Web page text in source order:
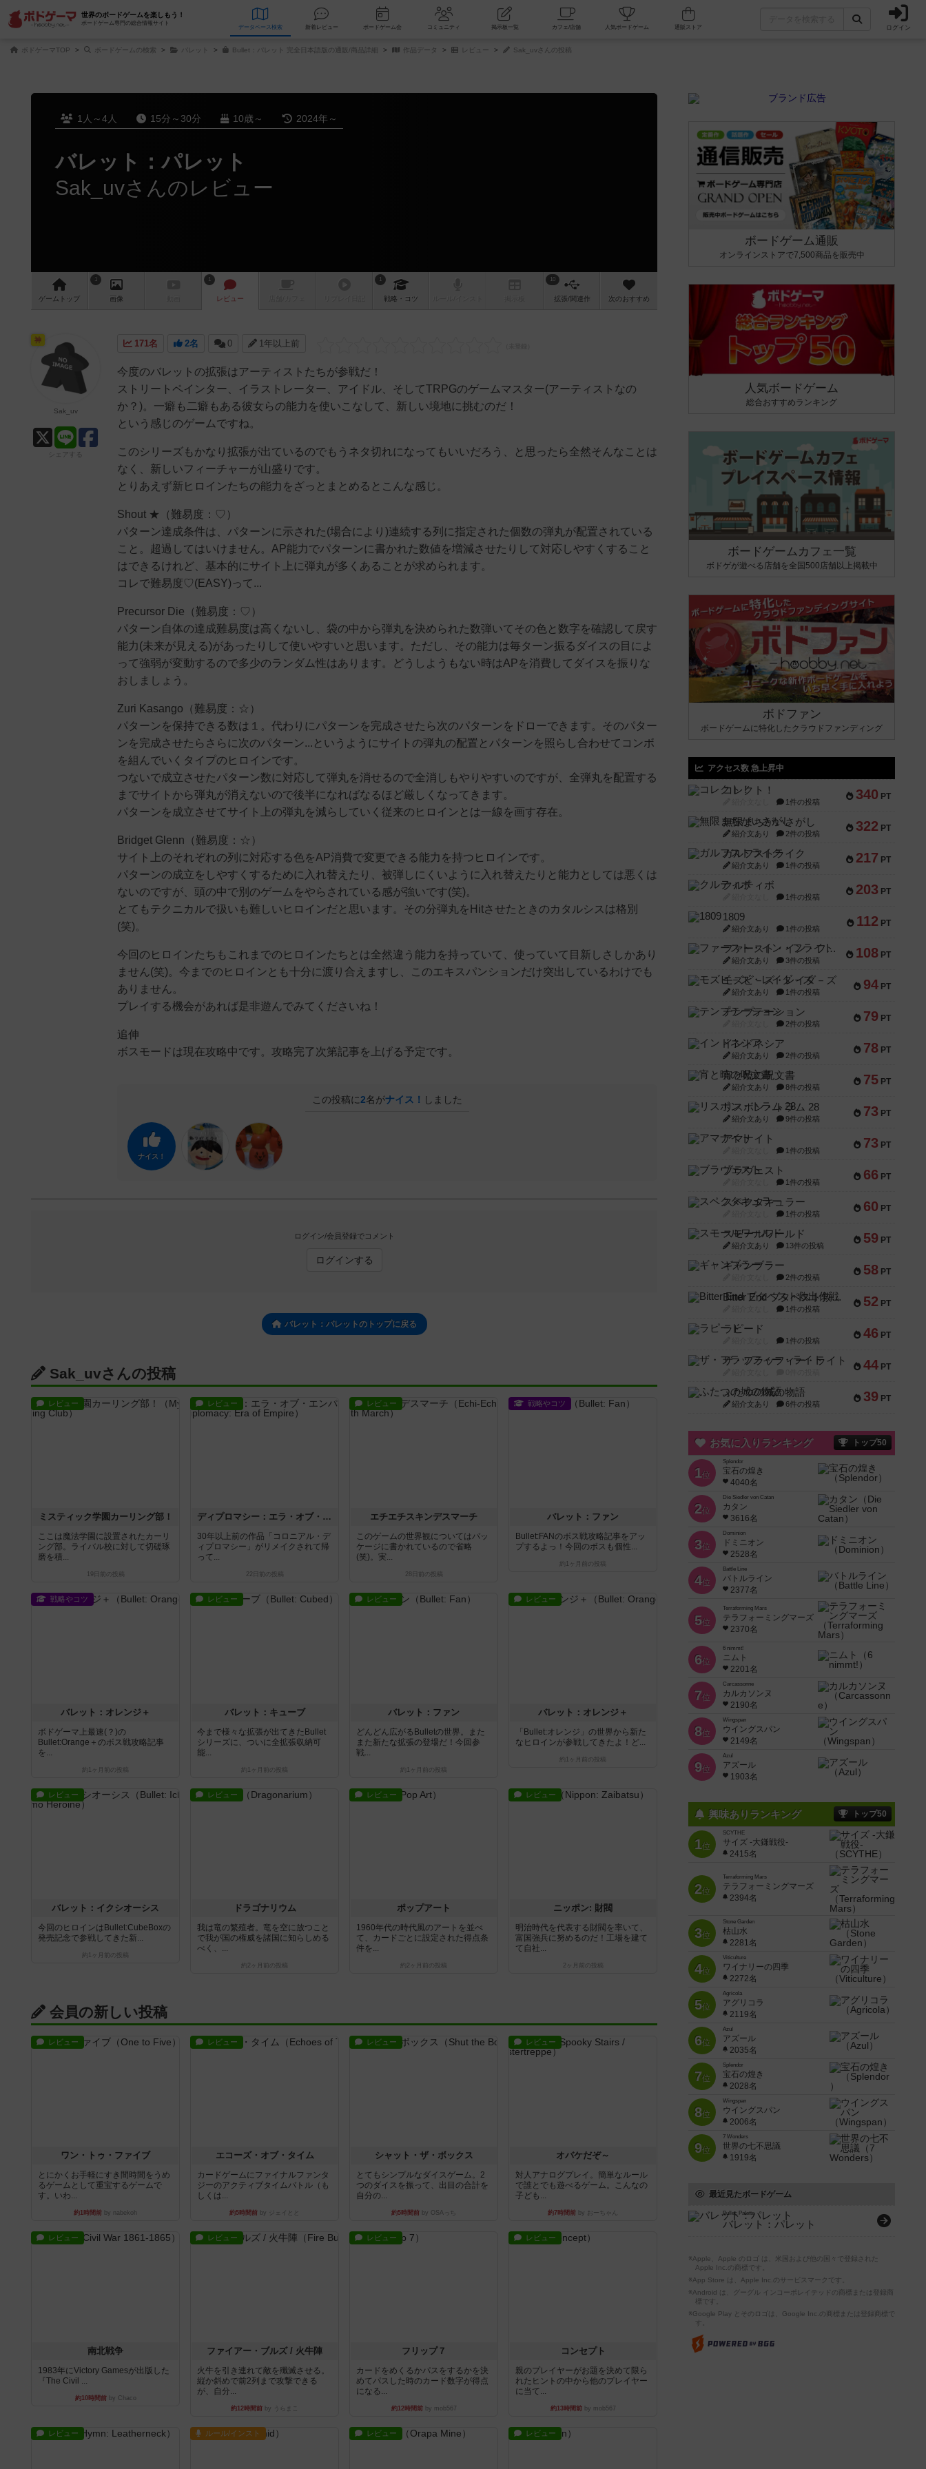
世界のボードゲームを楽しもう！
ボードゲーム専門の総合情報サイト
データベース 検索 新着レビュー ボードゲーム会 コミュニティ 掲示板一覧 カフェ/店舗 人気ボードゲーム ログイン
ボドゲーマTOP ボードゲームの検索 バレット Bullet：パレット 完全日本語版の通販/商品詳細 作品データ レビュー Sak_uvさんの投稿
1人～4人 15分～30分 10歳～ 2024年～
バレット：パレット
Sak_uvさんのレビュー
ゲーム トップ
1
画像
1
レビュー
1
戦略 ・コツ
10
拡張/関連作 次のおすすめ
171名 2名 0 1年以上前
今度のバレットの拡張はアーティストたちが参戦だ！
ストリートペインター、イラストレーター、アイドル、そしてTRPGのゲームマスター(アーティストなの
か？)。一癖も二癖もある彼女らの能力を使いこなして、新しい境地に挑むのだ！
という感じのゲームですね。
このシリーズもかなり拡張が出ているのでもうネタ切れになってもいいだろう、と思ったら全然そんなことは
なく、新しいフィーチャーが山盛りです。
とりあえず新ヒロインたちの能力をざっとまとめるとこんな感じ。
Shout ★（難易度：♡）
パターン達成条件は、パターンに示された(場合により)連続する列に指定された個数の弾丸が配置されている
こと。超過してはいけません。AP能力でパターンに書かれた数値を増減させたりして対応しやすくすること
はできるけれど、基本的にサイト上に弾丸が多くあることが求められます。
コレで難易度♡(EASY)って...
Precursor Die（難易度：♡）
パターン自体の達成難易度は高くないし、袋の中から弾丸を決められた数弾いてその色と数字を確認して戻す
能力(未来が見える)があったりして使いやすいと思います。ただし、その能力は毎ターン振るダイスの目によ
って強弱が変動するので多少のランダム性はあります。どうしようもない時はAPを消費してダイスを振りな
おしましょう。
Zuri Kasango（難易度：☆）
パターンを保持できる数は１。代わりにパターンを完成させたら次のパターンをドローできます。そのパター
ンを完成させたらさらに次のパターン...というようにサイトの弾丸の配置とパターンを照らし合わせてコンボ
を組んでいくタイプのヒロインです。
つないで成立させたパターン数に対応して弾丸を消せるので全消しもやりやすいのですが、全弾丸を配置する
までサイトから弾丸が消えないので後半になればなるほど厳しくなってきます。
パターンを成立させてサイト上の弾丸を減らしていく従来のヒロインとは一線を画す存在。
Bridget Glenn（難易度：☆）
サイト上のそれぞれの列に対応する色をAP消費で変更できる能力を持つヒロインです。
パターンの成立をしやすくするために入れ替えたり、被弾しにくいように入れ替えたりと能力としては悪くは
ないのですが、頭の中で別のゲームをやらされている感が強いです(笑)。
とてもテクニカルで扱いも難しいヒロインだと思います。その分弾丸をHitさせたときのカタルシスは格別
(笑)。
今回のヒロインたちもこれまでのヒロインたちとは全然違う能力を持っていて、使っていて目新しさしかあり
ません(笑)。今までのヒロインとも十分に渡り合えますし、このエキスパンションだけ突出しているわけでも
ありません。
プレイする機会があれば是非遊んでみてくださいね！
追伸
ボスモードは現在攻略中です。攻略完了次第記事を上げる予定です。
この投稿に2名がナイス！ しました
ナイス！
神
Sak_uv
シェアする
ログイン/会員登録でコメント
ログインする
バレット：パレットのトップに戻る
Sak_uvさんの投稿
レビュー
ミスティック学園カーリング部！
ここは魔法学園に設置されたカーリ
ング部。ライバル校に対して切磋琢
磨を積...
19日前 の投稿
レビュー
ディプロマシー：エラ・オブ・エンパイア
30年以上前の作品「コロニアル・デ
ィプロマシー」がリメイクされて帰
って...
22日前 の投稿
レビュー
エチエチスキンデスマーチ
このゲームの世界観についてはパッ
ケージに書かれているので省略
(笑)。実...
28日前 の投稿
戦略やコツ
バレット：ファン
Bullet:FANのボス戦攻略記事をアッ
プするよっ！今回のボスも個性...
約1ヶ月前 の投稿
戦略やコツ
バレット：オレンジ＋
ボドゲーマ上最速(？)の
Bullet:Orange＋のボス戦攻略記事
を...
約1ヶ月前 の投稿
レビュー
バレット：キューブ
今まで様々な拡張が出てきたBullet
シリーズに、ついに全拡張収納可
能...
約1ヶ月前 の投稿
レビュー
バレット：ファン
どんどん広がるBulletの世界。また
また新たな拡張の登場だ！今回参
戦...
約1ヶ月前 の投稿
レビュー
バレット：オレンジ＋
「Bullet:オレンジ」の世界から新た
なヒロインが参戦してきたよ！ど...
約1ヶ月前 の投稿
レビュー
バレット：イクシオーシス
今回のヒロインはBullet:CubeBoxの
発売記念で参戦してきた新...
約1ヶ月前 の投稿
レビュー
ドラゴナリウム
我は竜の繁殖者。竜を空に放つこと
で我が国の権威を諸国に知らしめる
べく、...
約2ヶ月前 の投稿
レビュー
ポップアート
1960年代の時代風のアートを並べ
て、カードごとに設定された得点条
件を...
約2ヶ月前 の投稿
レビュー
ニッポン: 財閥
明治時代を代表する財閥を率いて、
富国強兵に努めるのだ！工場を建て
て自社...
2ヶ月前 の投稿
会員の新しい投稿
レビュー
ワン・トゥ・ファイブ
とにかくお手軽にすき間時間をうめ
るゲームとして重宝するゲームで
す。いわ...
約1時間前 by nabekoh
レビュー
エコーズ・オブ・タイム
カードゲームにファイナルファンタ
ジーのアクティブタイムバトル（も
しくは...
約5時間前 by ジェイとと
レビュー
シャット・ザ・ボックス
とてもシンプルなダイスゲーム。2
つのダイスを振って、出目の合計を
自分の...
約5時間前 by OSAっち
レビュー
オバケだぞ～
対人アナログプレイ。簡単なルール
で誰とでも遊べるゲーム。こんなの
子ども...
約7時間前 by おーちゃん
レビュー
南北戦争
1983年にVictory Gamesが出版した
『The Civil ...
約10時間前by Chaco
レビュー
ファイアー・ブルズ / 火牛陣
火牛を引き連れて敵を殲滅させる。
縦か斜めで前2列まで攻撃できる
が、自分...
約12時間前 by うらまこ
レビュー
フリップ７
カードをめくるかパスをするかを決
めてパスした時のカード数字が得点
になる...
約12時間前by mob567
レビュー
コンセプト
親のプレイヤーがお題を決めて限ら
れたヒントの中から他のプレイヤー
に当て...
約13時間前by mob567
レビュー ルール/インスト レビュー レビュー
ボードゲーム通販
オンラインストアで7,500商品を販売中
人気ボードゲーム
総合おすすめランキング
ボードゲームカフェ一覧
ボドゲが遊べる店舗を全国500店舗以上掲載中
ボドファン
ボードゲームに特化したクラウドファンディング
アクセス数 急上昇中
340 PT
コレクト！
1件の投稿
322 PT
無限まちがいさがし
紹介文あり 2件の投稿
217 PT
ガルフストライク
紹介文あり 1件の投稿
203 PT
クルティボ
1件の投稿
112 PT
1809
紹介文あり 1件の投稿
108 PT
ファースト・イン・フライト
紹介文あり 3件の投稿
94 PT
モズビ－ズ・レイダ－ズ
紹介文あり 1件の投稿
79 PT
テンプテーション
2件の投稿
78 PT
インドネシア
紹介文あり 2件の投稿
75 PT
宵と暁の呪文書
紹介文あり 8件の投稿
73 PT
リスボン・トラム 28
紹介文あり 9件の投稿
73 PT
アマナイト
1件の投稿
66 PT
ブラヴェスト
1件の投稿
60 PT
スペクタキュラー
1件の投稿
59 PT
スモールワールド
紹介文あり 13件の投稿
58 PT
ギャンブラー
2件の投稿
52 PT
Bitter End ブタペスト救出作戦
1件の投稿
46 PT
ラピード
1件の投稿
44 PT
ザ・フラッフィー・ライト
39 PT
ふたつの城の物語
紹介文あり 6件の投稿
お気に入りランキング トップ50
1位
Splendor
宝石の煌き
4040名
2位
Die Siedler von Catan
カタン
3616名
3位
Dominion
ドミニオン
2528名
4位
Battle Line
バトルライン
2377名
5位
Terraforming Mars
テラフォーミングマーズ
2370名
6位
6 nimmt!
ニムト
2201名
7位
Carcassonne
カルカソンヌ
2190名
8位
Wingspan
ウイングスパン
2149名
9位
Azul
アズール
1903名
興味ありランキング トップ50
1位
SCYTHE
サイズ -大鎌戦役-
2415名
2位
Terraforming Mars
テラフォーミングマーズ
2394名
3位
Stone Garden
枯山水
2281名
4位
Viticulture
ワイナリーの四季
2272名
5位
Agricola
アグリコラ
2119名
6位
Azul
アズール
2035名
7位
Splendor
宝石の煌き
2028名
8位
Wingspan
ウイングスパン
2006名
9位
7 Wonders
世界の七不思議
1919名
最近見たボードゲーム
Bullet: Palette
バレット：パレット
※Apple、Apple のロゴ は、米国および他の国々で登録された
Apple Inc.の商標です。
※App Store は、Apple Inc.のサービスマークです。
※Android は、グーグル インコーポレイテッドの商標または登録商
標です。
※Google Play とそのロゴは、Google Inc.の商標または登録商標で
す。